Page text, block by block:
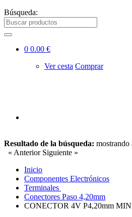
Búsqueda:
0 0.00 €
Ver cesta Comprar
Resultado de la búsqueda: mostrando
« Anterior Siguiente »
Inicio
Componentes Electrónicos
Terminales
Conectores Paso 4,20mm
CONECTOR 4V P4,20mm